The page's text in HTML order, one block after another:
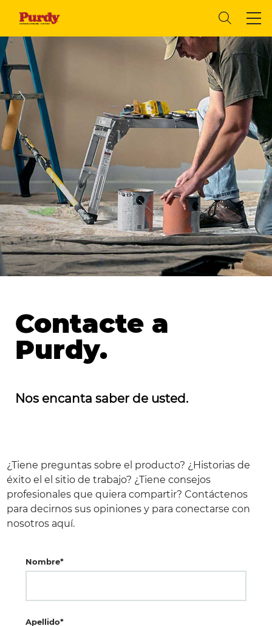
Contacte a
Purdy.
Nos encanta saber de usted.
¿Tiene preguntas sobre el producto? ¿Historias de
éxito el el sitio de trabajo? ¿Tiene consejos
profesionales que quiera compartir? Contáctenos
para decirnos sus opiniones y para conectarse con
nosotros aquí.
Nombre*
Apellido*